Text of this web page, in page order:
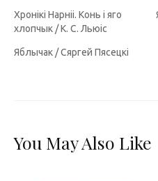
Хронікі Нарніі. Конь і яго
хлопчык / К. С. Льюіс
Яблычак / Сяргей Пясецкі
You May Also Like